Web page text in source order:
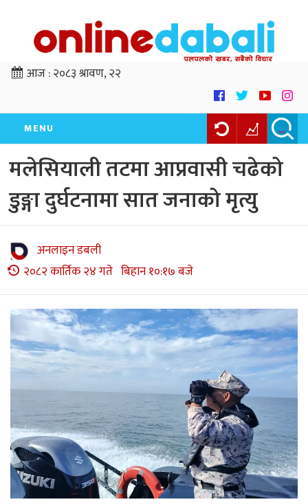
आज :२०८३ श्रावण, २२
MENU
मलेसियाली तटमा आप्रवासी चढेको
डुङ्गा दुर्घटनामा सात जनाको मृत्यु
अनलाइन डबली
२०८२ कार्तिक २४ गते बिहान १०:१७ बजे